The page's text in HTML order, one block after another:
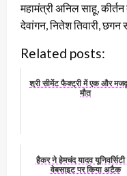
महामंत्री अनिल साहू,
देवांगन, नितेश तिवारी,
Related posts:
श्री सीमेंट फैक्ट्री में एक और
मौत
हैकर ने हेमचंद यादव यूनिवर्सिटी
वेबसाइट पर किया अटैक